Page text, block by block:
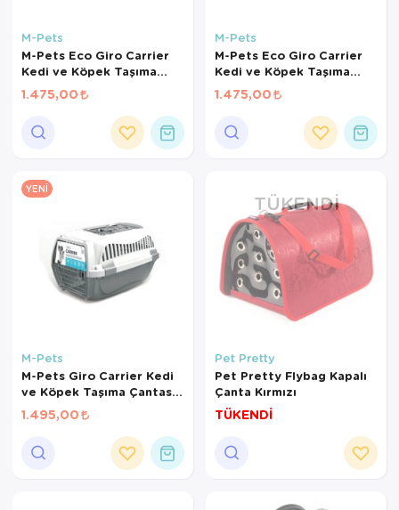
M-Pets
M-Pets Eco Giro Carrier
Kedi ve Köpek Taşıma
Çantası 51,6x32,7x29,6cm
(Beyaz) [S]
1.475,00
M-Pets
M-Pets Eco Giro Carrier
Kedi ve Köpek Taşıma
Çantası 51,6x32,7x29,6cm
(Siyah) [S]
1.475,00
YENI
M-Pets
M-Pets Giro Carrier Kedi
ve Köpek Taşıma Çantası
51,6x32,7x29,6cm
(Bej/Beyaz) [S]
1.495,00
TÜKENDI
Pet Pretty
Pet Pretty Flybag Kapalı
Çanta Kırmızı
TÜKENDİ